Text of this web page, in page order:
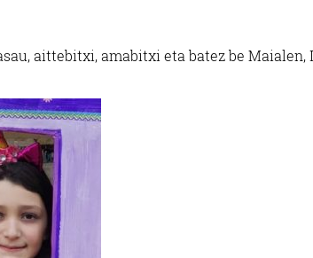
aittebitxi, amabitxi eta batez be Maialen,